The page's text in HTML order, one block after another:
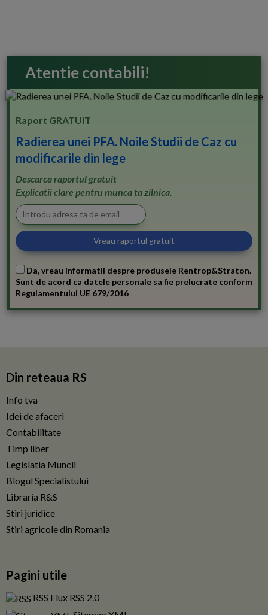
Atentie contabili!
Raport GRATUIT
Radierea unei PFA. Noile Studii de Caz cu
modificarile din lege
Descarca raportul gratuit
Explicatii clare pentru munca ta zilnica.
Da, vreau informatii despre produsele Rentrop&Straton.
Sunt de acord ca datele personale sa fie prelucrate conform
Regulamentului UE 679/2016
Din reteaua RS
Info tva
Idei de afaceri
Contabilitate
Timp liber
Legislatia Muncii
Blogul Specialistului
Libraria R&S
Stiri juridice
Stiri agricole din Romania
Pagini utile
RSS Flux RSS 2.0